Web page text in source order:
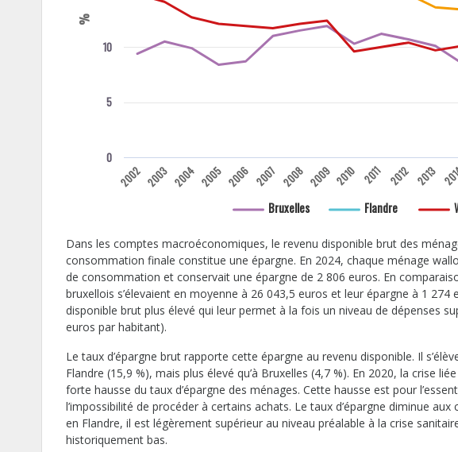
%
Bruxelles Flandre
0
5
10
2002 2003 2004 2005 2006 2007 2008 2009 2010 2011 2012 2013
Dans les comptes macroéconomiques, le revenu disponible brut des
consommation finale constitue une épargne. En 2024, chaque ménage
de consommation et conservait une épargne de 2 806 euros. En
bruxellois s’élevaient en moyenne à 26 043,5 euros et leur épargne à 1
disponible brut plus élevé qui leur permet à la fois un niveau de dépenses
euros par habitant).
Le taux d’épargne brut rapporte cette épargne au revenu disponible. Il
Flandre (15,9 %), mais plus élevé qu’à Bruxelles (4,7 %). En 2020, la crise
forte hausse du taux d’épargne des ménages. Cette hausse est pour
l’impossibilité de procéder à certains achats. Le taux d’épargne diminue
en Flandre, il est légèrement supérieur au niveau préalable à la crise
historiquement bas.